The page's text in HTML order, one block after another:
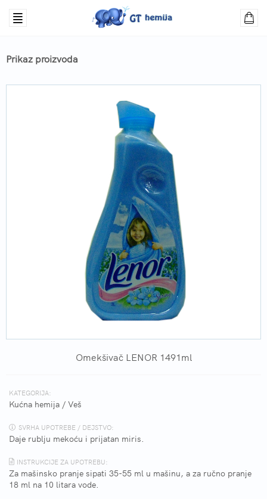
Prikaz proizvoda
Omekšivač LENOR 1491ml
KATEGORIJA:
Kućna hemija / Veš
SVRHA UPOTREBE / DEJSTVO:
Daje rublju mekoću i prijatan miris.
INSTRUKCIJE ZA UPOTREBU:
Za mašinsko pranje sipati 35-55 ml u mašinu, a za ručno pranje
18 ml na 10 litara vode.